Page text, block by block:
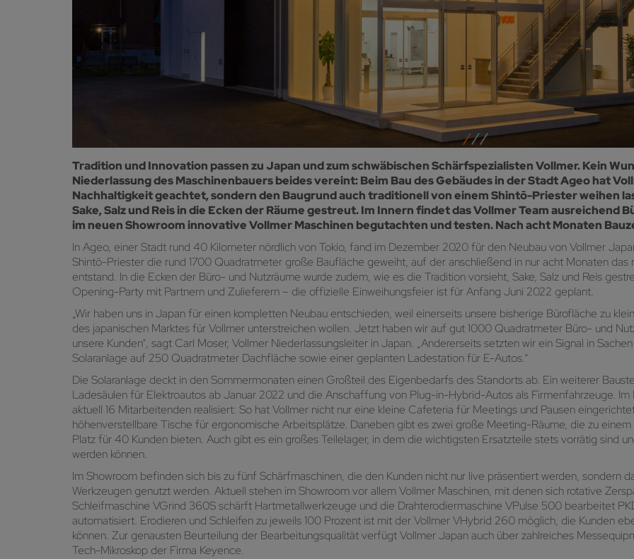
Tradition und Innovation passen zu Japan und zum schwäbischen Schärfspezialisten Vollmer. Kein
Niederlassung des Maschinenbauers beides vereint: Beim Bau des Gebäudes in der Stadt Ageo hat
Nachhaltigkeit geachtet, sondern den Baugrund auch traditionell von einem Shintō-Priester weihen
Sake, Salz und Reis in die Ecken der Räume gestreut. Im Innern findet das Vollmer Team ausreichend
im neuen Showroom innovative Vollmer Maschinen begutachten und testen. Nach acht Monaten
In Ageo, einer Stadt rund 40 Kilometer nördlich von Tokio, fand im Dezember 2020 für den Neubau von Vollmer
Shintō-Priester die rund 1700 Quadratmeter große Baufläche geweiht, auf der anschließend in nur acht Monaten
entstand. In die Ecken der Büro- und Nutzräume wurde zudem, wie es die Tradition vorsieht, Sake, Salz und Reis
Opening-Party mit Partnern und Zulieferern – die offizielle Einweihungsfeier ist für Anfang Juni 2022 geplant.
„Wir haben uns in Japan für einen kompletten Neubau entschieden, weil einerseits unsere bisherige Bürofläche zu
des japanischen Marktes für Vollmer unterstreichen wollen. Jetzt haben wir auf gut 1000 Quadratmeter Büro- und
unsere Kunden“, sagt Carl Moser, Vollmer Niederlassungsleiter in Japan. „Andererseits setzten wir ein Signal in
Solaranlage auf 250 Quadratmeter Dachfläche sowie einer geplanten Ladestation für E-Autos.“
Die Solaranlage deckt in den Sommermonaten einen Großteil des Eigenbedarfs des Standorts ab. Ein weiterer
Ladesäulen für Elektroautos ab Januar 2022 und die Anschaffung von Plug-in-Hybrid-Autos als Firmenfahrzeuge.
aktuell 16 Mitarbeitenden realisiert: So hat Vollmer nicht nur eine kleine Cafeteria für Meetings und Pausen
höhenverstellbare Tische für ergonomische Arbeitsplätze. Daneben gibt es zwei große Meeting-Räume, die zu
Platz für 40 Kunden bieten. Auch gibt es ein großes Teilelager, in dem die wichtigsten Ersatzteile stets vorrätig sind
werden können.
Im Showroom befinden sich bis zu fünf Schärfmaschinen, die den Kunden nicht nur live präsentiert werden, sondern
Werkzeugen genutzt werden. Aktuell stehen im Showroom vor allem Vollmer Maschinen, mit denen sich rotative
Schleifmaschine VGrind 360S schärft Hartmetallwerkzeuge und die Drahterodiermaschine VPulse 500 bearbeitet
automatisiert. Erodieren und Schleifen zu jeweils 100 Prozent ist mit der Vollmer VHybrid 260 möglich, die Kunden
können. Zur genausten Beurteilung der Bearbeitungsqualität verfügt Vollmer Japan auch über zahlreiches
Tech-Mikroskop der Firma Keyence.